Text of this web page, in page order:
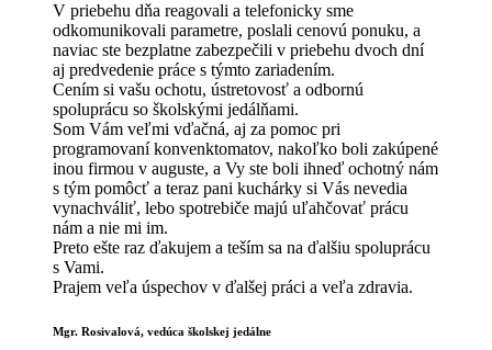
V priebehu dňa reagovali a telefonicky sme
odkomunikovali parametre, poslali cenovú ponuku, a
naviac ste bezplatne zabezpečili v priebehu dvoch dní
aj predvedenie práce s týmto zariadením.
Cením si vašu ochotu, ústretovosť a odbornú
spoluprácu so školskými jedálňami.
Som Vám veľmi vďačná, aj za pomoc pri
programovaní konvenktomatov, nakoľko boli zakúpené
inou firmou v auguste, a Vy ste boli ihneď ochotný nám
s tým pomôcť a teraz pani kuchárky si Vás nevedia
vynachváliť, lebo spotrebiče majú uľahčovať prácu
nám a nie mi im.
Preto ešte raz ďakujem a teším sa na ďalšiu spoluprácu
s Vami.
Prajem veľa úspechov v ďalšej práci a veľa zdravia.
Mgr. Rosivalová, vedúca školskej jedálne